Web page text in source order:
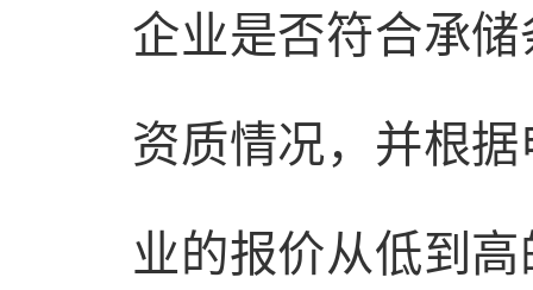
企业是否符合承
资质情况，并根
业的报价从低到